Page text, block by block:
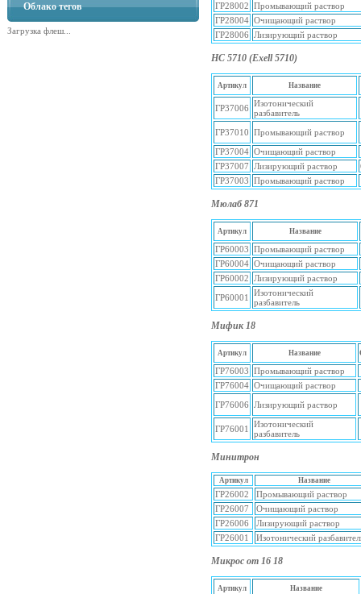
Облако тегов
Загрузка флеш...
ГР28002 Промывающий раствор
ГР28004 Очищающий раствор
ГР28006 Лизирующий раствор
НС 5710 (Exell 5710)
Артикул Название
ГР37006 Изотонический
разбавитель
ГР37010 Промывающий раствор
ГР37004 Очищающий раствор
ГР37007 Лизирующий раствор
ГР37003 Промывающий раствор
Мюлаб 871
Артикул Название
ГР60003 Промывающий раствор
ГР60004 Очищающий раствор
ГР60002 Лизирующий раствор
ГР60001 Изотонический
разбавитель
Мифик 18
Артикул Название
ГР76003 Промывающий раствор
ГР76004 Очищающий раствор
ГР76006 Лизирующий раствор
ГР76001 Изотонический
разбавитель
Минитрон
Артикул Название
ГР26002
Промывающий раствор
ГР26007
Очищающий раствор
ГР26006
Лизирующий раствор
ГР26001
Изотонический
Микрос от 16 18
Артикул Название